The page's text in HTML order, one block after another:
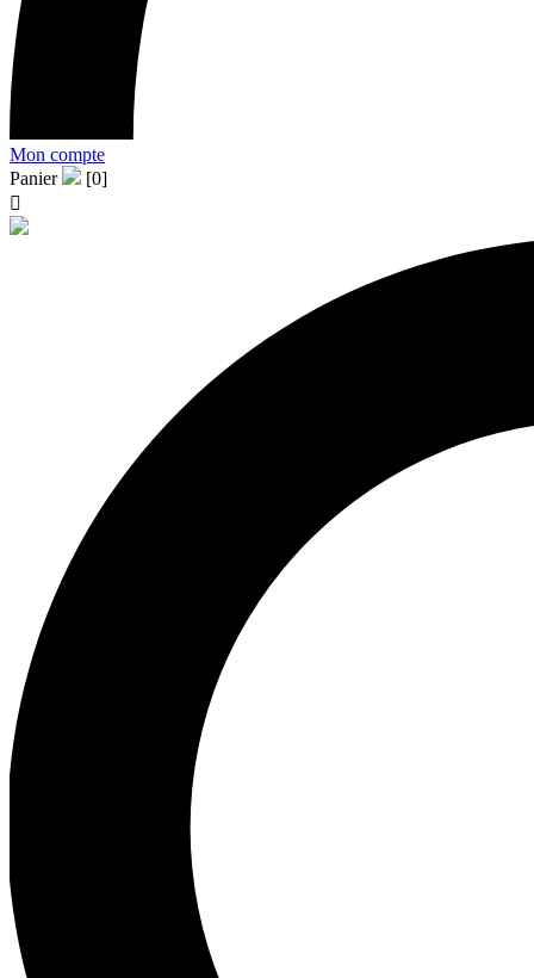
Mon compte
Panier
[0]
